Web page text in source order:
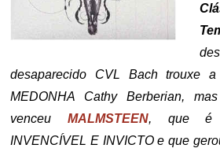
desaparecido CVL Bach trouxe a
MEDONHA Cathy Berberian,
venceu MALMSTEEN, que é
INVENCÍVEL E INVICTO e que